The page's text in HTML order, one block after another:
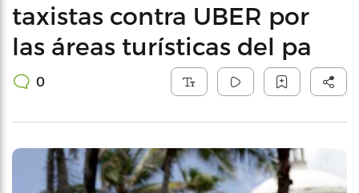
taxistas contra UBER por
las áreas turísticas del pa
0